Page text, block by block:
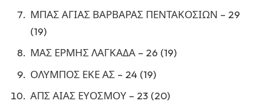
ΜΠΑΣ ΑΓΙΑΣ ΒΑΡΒΑΡΑΣ ΠΕΝΤΑΚΟΣΙΩΝ – 29
(19)
ΜΑΣ ΕΡΜΗΣ ΛΑΓΚΑΔΑ – 26 (19)
ΟΛΥΜΠΟΣ ΕΚΕ ΑΣ – 24 (19)
ΑΠΣ ΑΙΑΣ ΕΥΟΣΜΟΥ – 23 (20)